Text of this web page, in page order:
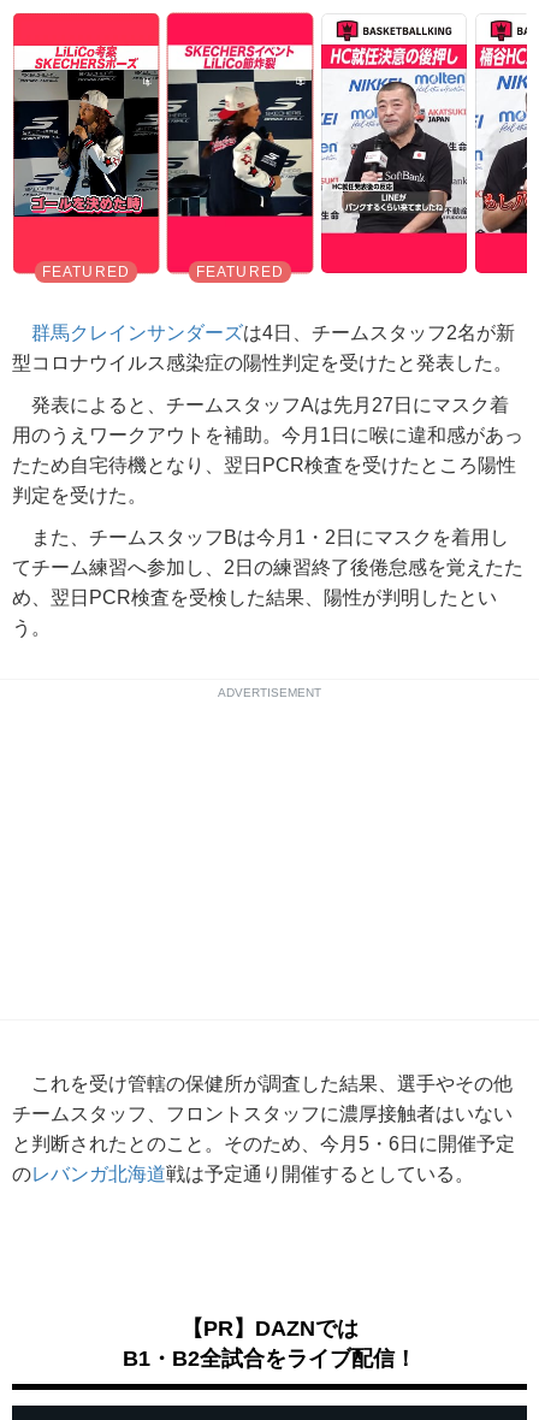
群馬クレインサンダーズは4日、チームスタッフ2名が新
型コロナウイルス感染症の陽性判定を受けたと発表した。
発表によると、チームスタッフAは先月27日にマスク着
用のうえワークアウトを補助。今月1日に喉に違和感があっ
たため自宅待機となり、翌日PCR検査を受けたところ陽性
判定を受けた。
また、チームスタッフBは今月1・2日にマスクを着用し
てチーム練習へ参加し、2日の練習終了後倦怠感を覚えたた
め、翌日PCR検査を受検した結果、陽性が判明したとい
う。
ADVERTISEMENT
これを受け管轄の保健所が調査した結果、選手やその他
チームスタッフ、フロントスタッフに濃厚接触者はいない
と判断されたとのこと。そのため、今月5・6日に開催予定
のレバンガ北海道戦は予定通り開催するとしている。
【PR】DAZNでは
B1・B2全試合をライブ配信！